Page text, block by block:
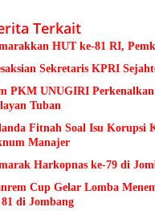
Terkait
HUT ke-81 RI,
Sekretaris KPRI
PKM UNUGIRI Perkenalkan
Tuban
Fitnah Soal Isu Korupsi
Manajer
Harkopnas ke-79 di
Cup Gelar Lomba
di Jombang